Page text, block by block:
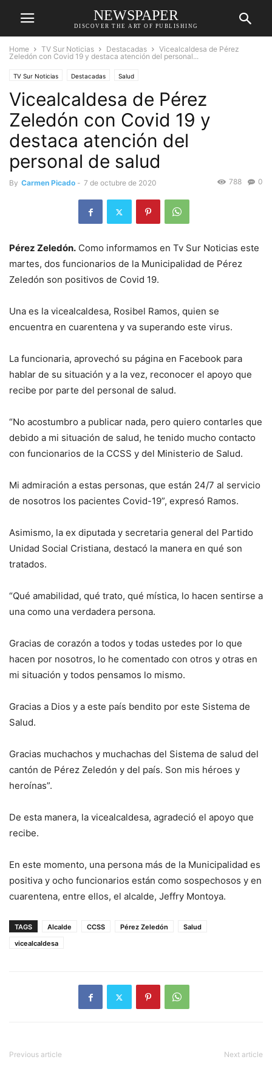
NEWSPAPER
DISCOVER THE ART OF PUBLISHING
Home TV Sur Noticias Destacadas
Vicealcaldesa de Pérez
Zeledón con Covid 19 y destaca atención del personal...
TV Sur Noticias Destacadas Salud
Vicealcaldesa de Pérez
Zeledón con Covid 19 y
destaca atención del
personal de salud
By Carmen Picado - 7 de octubre de 2020 0
788
Pérez Zeledón. Como informamos en Tv Sur Noticias este
martes, dos funcionarios de la Municipalidad de Pérez
Zeledón son positivos de Covid 19.
Una es la vicealcaldesa, Rosibel Ramos, quien se
encuentra en cuarentena y va superando este virus.
La funcionaria, aprovechó su página en Facebook para
hablar de su situación y a la vez, reconocer el apoyo que
recibe por parte del personal de salud.
“No acostumbro a publicar nada, pero quiero contarles que
debido a mi situación de salud, he tenido mucho contacto
con funcionarios de la CCSS y del Ministerio de Salud.
Mi admiración a estas personas, que están 24/7 al servicio
de nosotros los pacientes Covid-19”, expresó Ramos.
Asimismo, la ex diputada y secretaria general del Partido
Unidad Social Cristiana, destacó la manera en qué son
tratados.
“Qué amabilidad, qué trato, qué mística, lo hacen sentirse a
una como una verdadera persona.
Gracias de corazón a todos y todas ustedes por lo que
hacen por nosotros, lo he comentado con otros y otras en
mi situación y todos pensamos lo mismo.
Gracias a Dios y a este país bendito por este Sistema de
Salud.
Gracias muchachos y muchachas del Sistema de salud del
cantón de Pérez Zeledón y del país. Son mis héroes y
heroínas”.
De esta manera, la vicealcaldesa, agradeció el apoyo que
recibe.
En este momento, una persona más de la Municipalidad es
positiva y ocho funcionarios están como sospechosos y en
cuarentena, entre ellos, el alcalde, Jeffry Montoya.
TAGS Alcalde CCSS Pérez Zeledón
Salud
vicealcaldesa
Previous article Next article